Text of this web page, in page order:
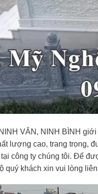
VÂN, NINH BÌNH
lượng cao, trang trọng,
công ty chúng tôi. Để
quý khách xin vui lòng